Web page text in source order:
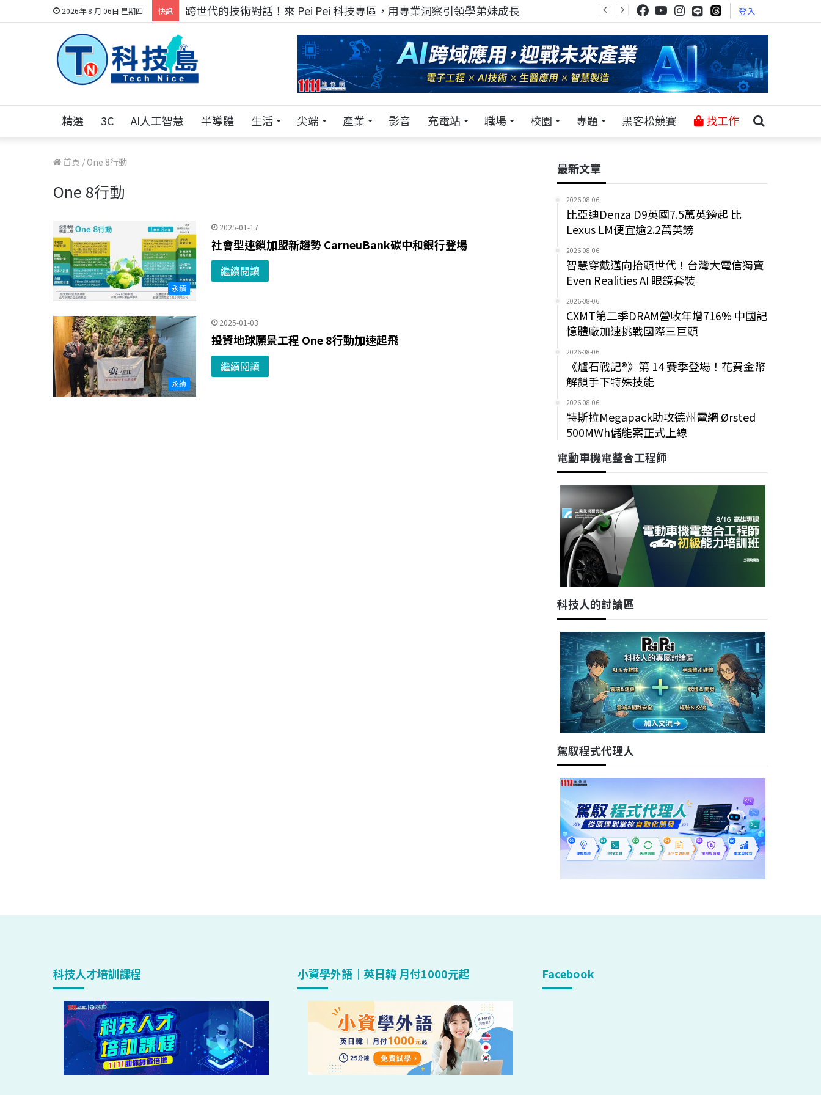
2026年 8 月 06日 星期四 快訊 跨世代的技術對話！來 Pei Pei 科技專區，用專業洞察引領學弟妹成長 登入
精選 3C AI人工智慧 半導體 生活 尖端 產業 影音 充電站 職場 校園 專題 黑客松競賽 找工作
首頁 / One 8行動
One 8行動
永續
2025-01-17
社會型連鎖加盟新趨勢 CarneuBank碳中和銀行登場
繼續閱讀
永續
2025-01-03
投資地球願景工程 One 8行動加速起飛
繼續閱讀
最新文章
2026-08-06
比亞迪Denza D9英國7.5萬英鎊起 比
Lexus LM便宜逾2.2萬英鎊
2026-08-06
智慧穿戴邁向抬頭世代！台灣大電信獨賣
Even Realities AI 眼鏡套裝
2026-08-06
CXMT第二季DRAM營收年增716% 中國記
憶體廠加速挑戰國際三巨頭
2026-08-06
《爐石戰記®》第 14 賽季登場！花費金幣
解鎖手下特殊技能
2026-08-06
特斯拉Megapack助攻德州電網 Ørsted
500MWh儲能案正式上線
電動車機電整合工程師
科技人的討論區
駕馭程式代理人
科技人才培訓課程 小資學外語｜英日韓 月付1000元起 Facebook